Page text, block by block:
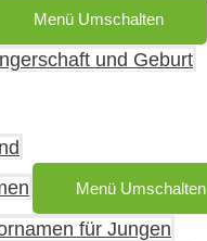
Menü Umschalten
und Geburt
Menü Umschalten
für Jungen